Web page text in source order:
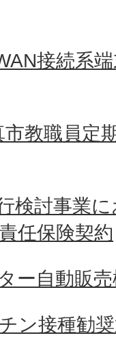
接続系
教職員定
検討事業
任保険契約
ー自動販
ン接種勧